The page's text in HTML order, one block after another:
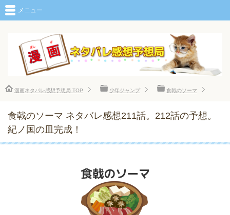
メニュー
漫画ネタバレ感想予想局 TOP 少年ジャンプ 食戟のソーマ
食戟のソーマ ネタバレ感想211話。212話の予想。
紀ノ国の皿完成！